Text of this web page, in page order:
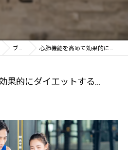
ブログ 心肺機能を高めて効果的にダイエットする…
果的にダイエットする…